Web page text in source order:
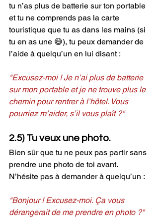
tu n’as plus de batterie sur ton portable
et tu ne comprends pas la carte
touristique que tu as dans les mains (si
tu en as une 😅), tu peux demander de
l’aide à quelqu’un en lui disant :
"Excusez-moi ! Je n’ai plus de batterie
sur mon portable et je ne trouve plus le
chemin pour rentrer à l’hôtel. Vous
pourriez m’aider, s’il vous plaît ?"
2.5) Tu veux une photo.
Bien sûr que tu ne peux pas partir sans
prendre une photo de toi avant.
N’hésite pas à demander à quelqu’un :
"Bonjour ! Excusez-moi. Ça vous
dérangerait de me prendre en photo ?"